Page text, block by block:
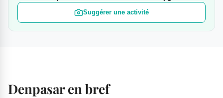
Suggérer une activité
Denpasar en bref